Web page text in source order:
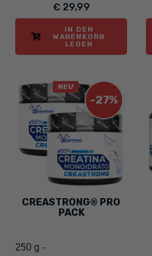
€ 29,99
IN DEN
WARENKORB
LEGEN
-27%
NEU
CREASTRONG® PRO
PACK
250 g -